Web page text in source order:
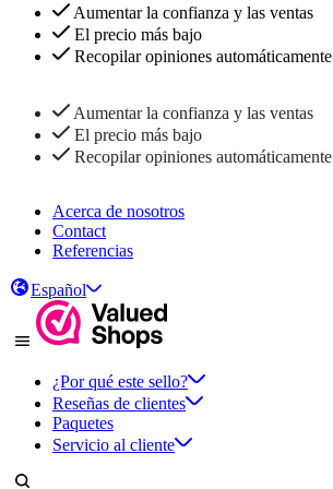
Aumentar la confianza y las ventas
El precio más bajo
Recopilar opiniones automáticamente
Aumentar la confianza y las ventas
El precio más bajo
Recopilar opiniones automáticamente
Acerca de nosotros
Contact
Referencias
Español
¿Por qué este sello?
Reseñas de clientes
Paquetes
Servicio al cliente